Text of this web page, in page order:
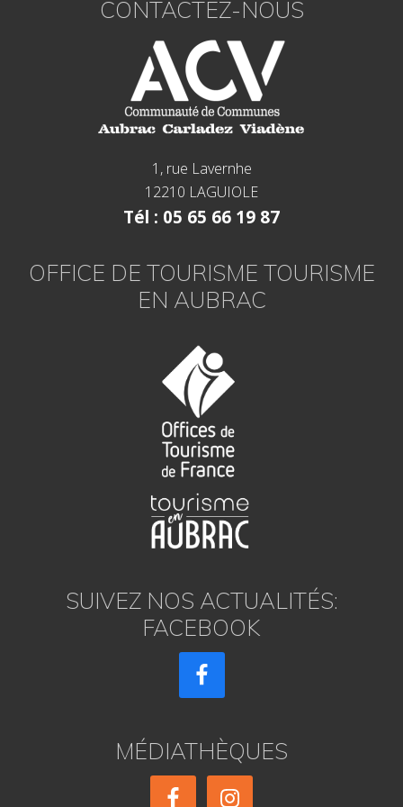
CONTACTEZ-NOUS
1, rue Lavernhe
12210 LAGUIOLE
Tél : 05 65 66 19 87
OFFICE DE TOURISME TOURISME
EN AUBRAC
SUIVEZ NOS ACTUALITÉS:
FACEBOOK
MÉDIATHÈQUES